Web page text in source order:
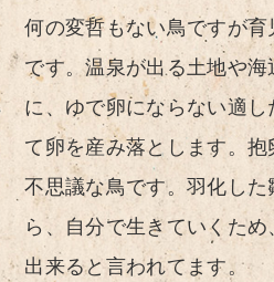
何の変哲もない鳥ですが
です。温泉が出る土地や
に、ゆで卵にならない適
て卵を産み落とします。
不思議な鳥です。羽化し
ら、自分で生きていくた
出来ると言われてます。